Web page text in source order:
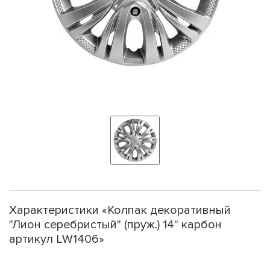
Характеристики «Колпак декоративный
"Лион серебристый" (пруж.) 14" карбон
артикул LW1406»